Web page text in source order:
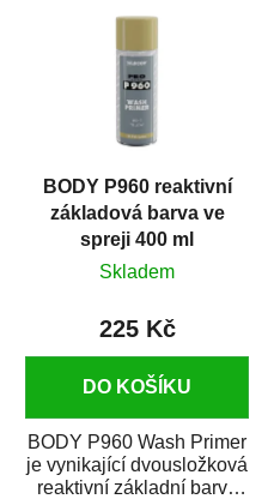
BODY P960 reaktivní
základová barva ve
spreji 400 ml
Skladem
225 Kč
DO KOŠÍKU
BODY P960 Wash Primer
je vynikající dvousložková
reaktivní základní barva